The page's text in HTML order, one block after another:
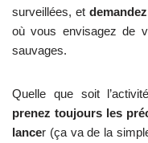
surveillées, et
où vous envisagez de
sauvages.
Quelle que soit
prenez toujours les
lancer (ça va de la